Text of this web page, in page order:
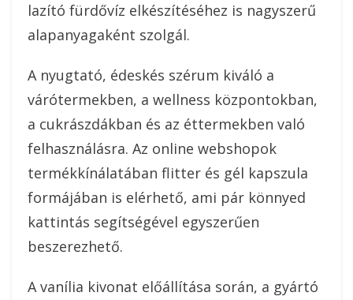
lazító fürdővíz elkészítéséhez is nagyszerű
alapanyagaként szolgál.
A nyugtató, édeskés szérum kiváló a
várótermekben, a wellness központokban,
a cukrászdákban és az éttermekben való
felhasználásra. Az online webshopok
termékkínálatában flitter és gél kapszula
formájában is elérhető, ami pár könnyed
kattintás segítségével egyszerűen
beszerezhető.
A vanília kivonat előállítása során, a gyártó